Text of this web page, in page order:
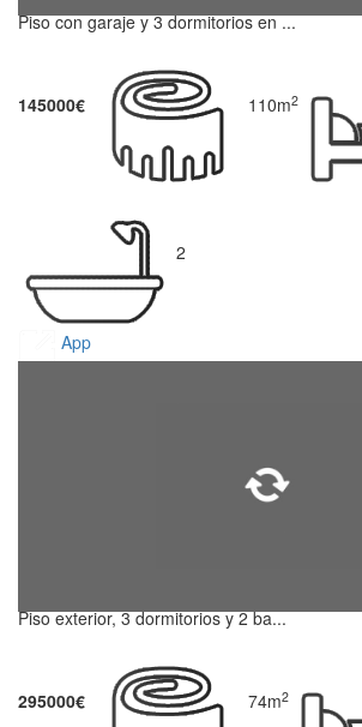
Piso con garaje y 3 dormitorios en ...
145000€ 110m2
2
App
Piso exterior, 3 dormitorios y 2 ba...
295000€ 74m2